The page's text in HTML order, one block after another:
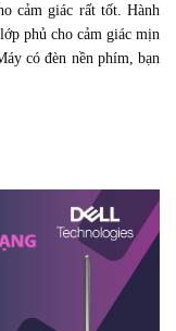
cảm giác rất tốt. Hành
phủ cho cảm giác mịn
có đèn nền phím, bạn